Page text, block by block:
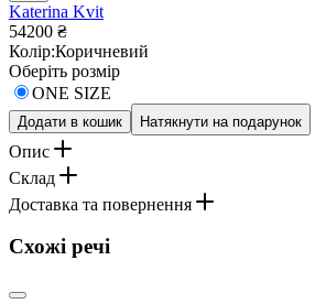
Katerina Kvit
54200 ₴
Колір:Коричневий
Оберіть розмір
ONE SIZE
Додати в кошик Натякнути на подарунок
Опис
Склад
Доставка та повернення
Схожі речі